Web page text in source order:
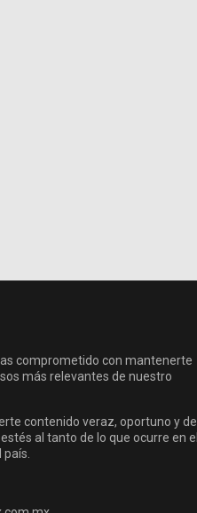
comprometido con mantenerte
más relevantes de nuestro
contenido veraz, oportuno y de
al tanto de lo que ocurre en el
país.